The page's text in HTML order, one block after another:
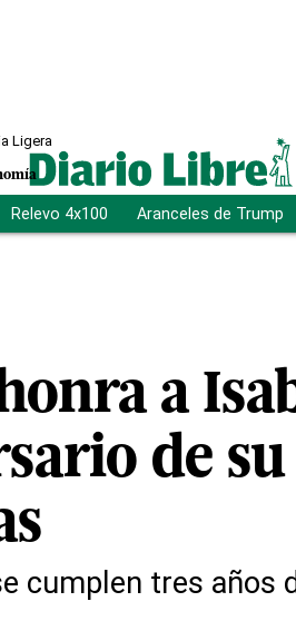
Ligera
Relevo 4x100 Aranceles de Trump
a
de
cumplen tres años